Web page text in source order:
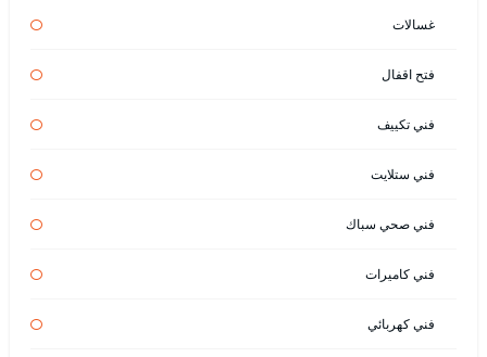
غسالات
فتح اقفال
فني تكييف
فني ستلايت
فني صحي سباك
فني كاميرات
فني كهربائي